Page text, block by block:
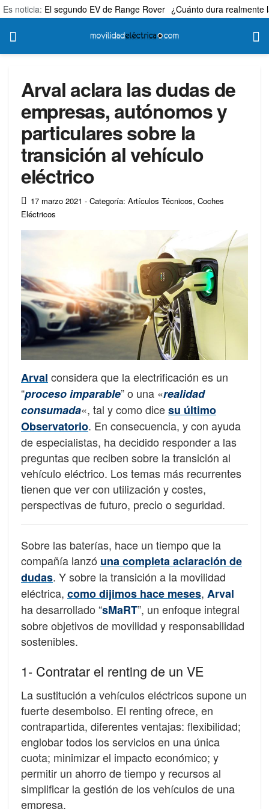
Es noticia: El segundo EV de Range Rover ¿Cuánto dura realmente
Arval aclara las dudas de
empresas, autónomos y
particulares sobre la
transición al vehículo
eléctrico
17 marzo 2021 - Categoría: Artículos Técnicos, Coches
Eléctricos
Arval considera que la electrificación es un
“proceso imparable” o una «realidad
consumada«, tal y como dicesu último
Observatorio. En consecuencia, y con ayuda
de especialistas, ha decidido responder a las
preguntas que reciben sobre la transición al
vehículo eléctrico. Los temas más recurrentes
tienen que ver con utilización y costes,
perspectivas de futuro, precio o seguridad.
Sobre las baterías, hace un tiempo que la
compañía lanzó una completa aclaración de
dudas. Y sobre la transición a la movilidad
eléctrica, como dijimos hace meses, Arval
ha desarrollado “sMaRT”, un enfoque integral
sobre objetivos de movilidad y responsabilidad
sostenibles.
1- Contratar el renting de un VE
La sustitución a vehículos eléctricos supone un
fuerte desembolso. El renting ofrece, en
contrapartida, diferentes ventajas: flexibilidad;
englobar todos los servicios en una única
cuota; minimizar el impacto económico; y
permitir un ahorro de tiempo y recursos al
simplificar la gestión de los vehículos de una
empresa.